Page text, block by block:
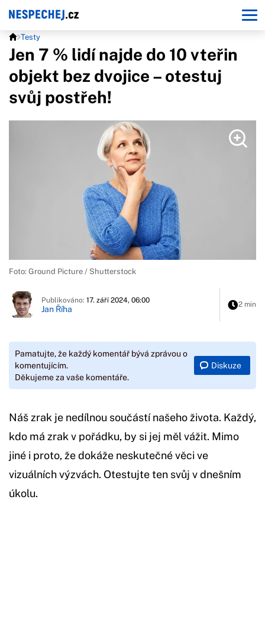
Testy
Jen 7 % lidí najde do 10 vteřin
objekt bez dvojice – otestuj
svůj postřeh!
Foto: Ground Picture / Shutterstock
Publikováno: 17. září 2024, 06:00
Jan Říha 2 min
Pamatujte, že každý komentář bývá zprávou o
komentujícím.
Děkujeme za vaše komentáře.
Diskuze
Náš zrak je nedílnou součástí našeho života. Každý,
kdo má zrak v pořádku, by si jej měl vážit. Mimo
jiné i proto, že dokáže neskutečné věci ve
vizuálních výzvách. Otestujte ten svůj v dnešním
úkolu.